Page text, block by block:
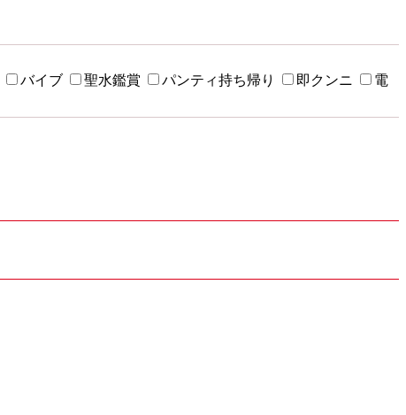
バイブ 聖水鑑賞 パンティ持ち帰り 即クンニ
電